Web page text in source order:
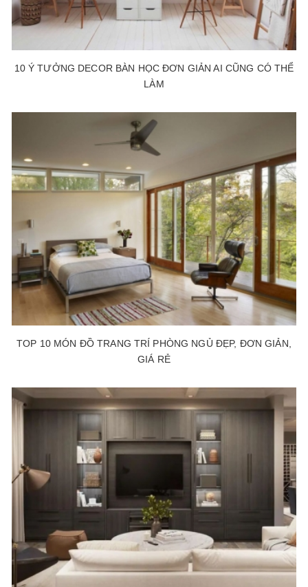
10 Ý TƯỞNG DECOR BÀN HỌC ĐƠN GIẢN AI CŨNG CÓ THỂ
LÀM
TOP 10 MÓN ĐỒ TRANG TRÍ PHÒNG NGỦ ĐẸP, ĐƠN GIẢN,
GIÁ RẺ